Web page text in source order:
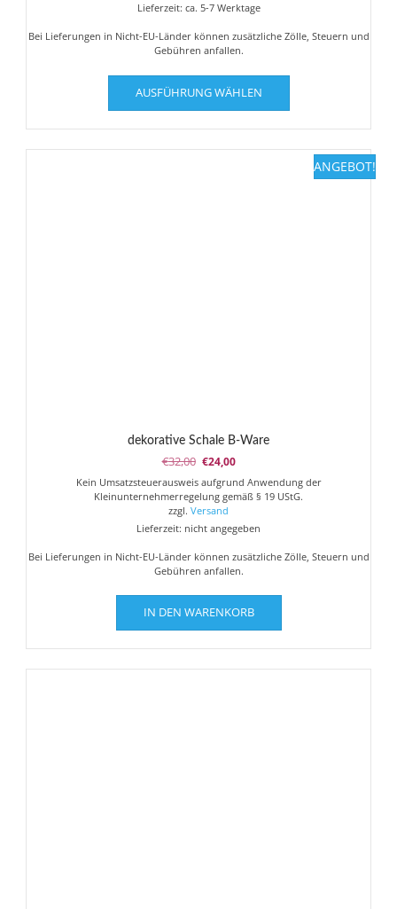
Lieferzeit: ca. 5-7 Werktage
Bei Lieferungen in Nicht-EU-Länder können zusätzliche Zölle, Steuern und
Gebühren anfallen.
AUSFÜHRUNG WÄHLEN
Dieses
weist
mehrere
Varianten
ANGEBOT!
dekorative Schale B-Ware
€32,00 Ursprünglicher
Preis
war:
€32,00
€24,00Aktueller
Preis
ist:
Kein Umsatzsteuerausweis aufgrund Anwendung der
Kleinunternehmerregelung gemäß § 19 UStG.
zzgl. Versand
Lieferzeit: nicht angegeben
Bei Lieferungen in Nicht-EU-Länder können zusätzliche Zölle, Steuern und
Gebühren anfallen.
IN DEN WARENKORB